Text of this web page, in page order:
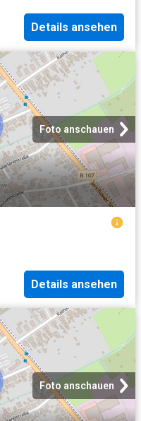
Details ansehen
Foto anschauen
Details ansehen
Foto anschauen